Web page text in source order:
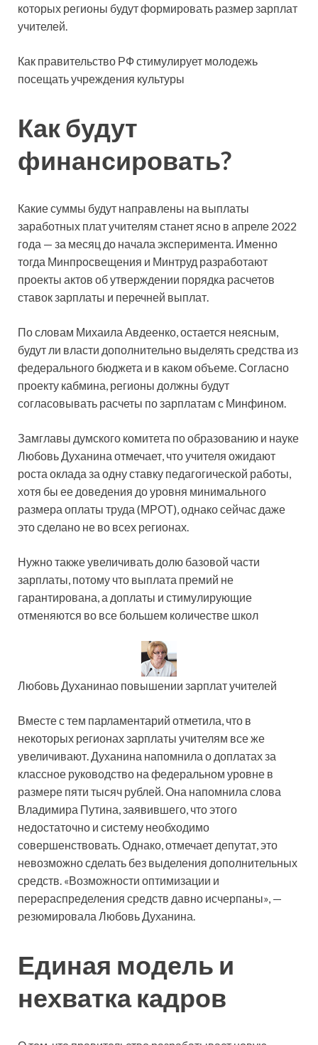
которых регионы будут формировать размер зарплат
учителей.
Как правительство РФ стимулирует молодежь
посещать учреждения культуры
Как будут
финансировать?
Какие суммы будут направлены на выплаты
заработных плат учителям станет ясно в апреле 2022
года — за месяц до начала эксперимента. Именно
тогда Минпросвещения и Минтруд разработают
проекты актов об утверждении порядка расчетов
ставок зарплаты и перечней выплат.
По словам Михаила Авдеенко, остается неясным,
будут ли власти дополнительно выделять средства из
федерального бюджета и в каком объеме. Согласно
проекту кабмина, регионы должны будут
согласовывать расчеты по зарплатам с Минфином.
Замглавы думского комитета по образованию и науке
Любовь Духанина отмечает, что учителя ожидают
роста оклада за одну ставку педагогической работы,
хотя бы ее доведения до уровня минимального
размера оплаты труда (МРОТ), однако сейчас даже
это сделано не во всех регионах.
Нужно также увеличивать долю базовой части
зарплаты, потому что выплата премий не
гарантирована, а доплаты и стимулирующие
отменяются во все большем количестве школ
Любовь Духанинао повышении зарплат учителей
Вместе с тем парламентарий отметила, что в
некоторых регионах зарплаты учителям все же
увеличивают. Духанина напомнила о доплатах за
классное руководство на федеральном уровне в
размере пяти тысяч рублей. Она напомнила слова
Владимира Путина, заявившего, что этого
недостаточно и систему необходимо
совершенствовать. Однако, отмечает депутат, это
невозможно сделать без выделения дополнительных
средств. «Возможности оптимизации и
перераспределения средств давно исчерпаны», —
резюмировала Любовь Духанина.
Единая модель и
нехватка кадров